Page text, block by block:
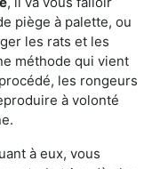
piège à palette, ou
les rats et les
méthode qui vient
les rongeurs
à volonté
à eux, vous